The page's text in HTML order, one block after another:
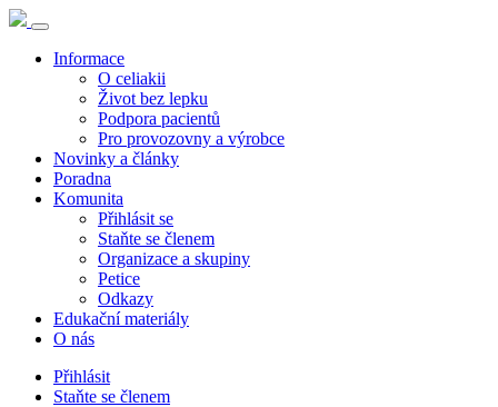
Informace
O celiakii
Život bez lepku
Podpora pacientů
Pro provozovny a výrobce
Novinky a články
Poradna
Komunita
Přihlásit se
Staňte se členem
Organizace a skupiny
Petice
Odkazy
Edukační materiály
O nás
Přihlásit
Staňte se členem